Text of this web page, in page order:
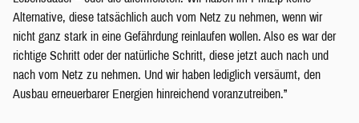
Alternative, diese tatsächlich auch vom Netz zu nehmen, wenn wir
nicht ganz stark in eine Gefährdung reinlaufen wollen. Also es war der
richtige Schritt oder der natürliche Schritt, diese jetzt auch nach und
nach vom Netz zu nehmen. Und wir haben lediglich versäumt, den
Ausbau erneuerbarer Energien hinreichend voranzutreiben.”